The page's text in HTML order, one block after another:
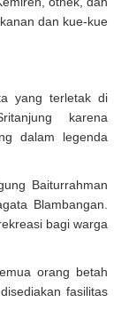
dan kue-kue
yang terletak di
karena
dalam legenda
Baiturrahman
Blambangan.
bagi warga
orang betah
fasilitas